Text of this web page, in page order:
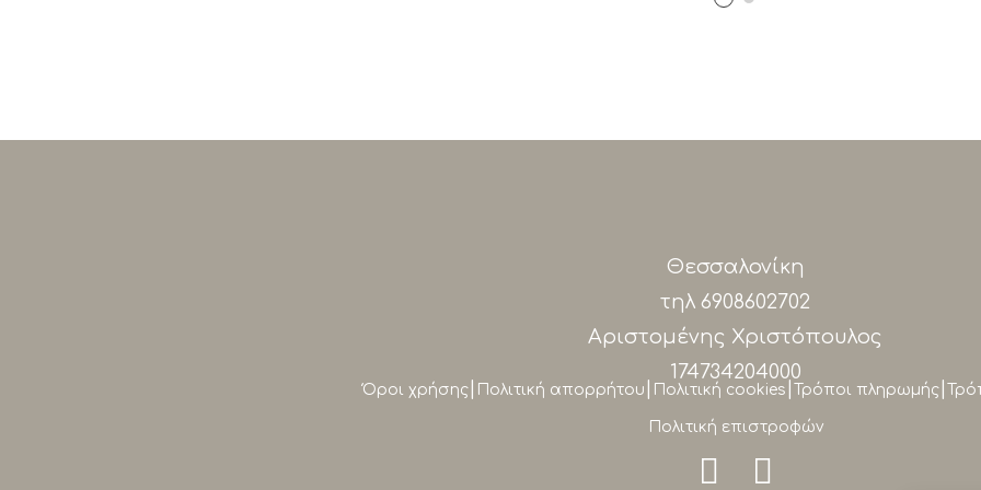
Θεσσαλονίκη
τηλ 6908602702
Αριστομένης Χριστόπουλος
174734204000
Όροι χρήσης Πολιτική απορρήτου Πολιτική cookies Τρόποι πληρωμής
Πολιτική επιστροφών